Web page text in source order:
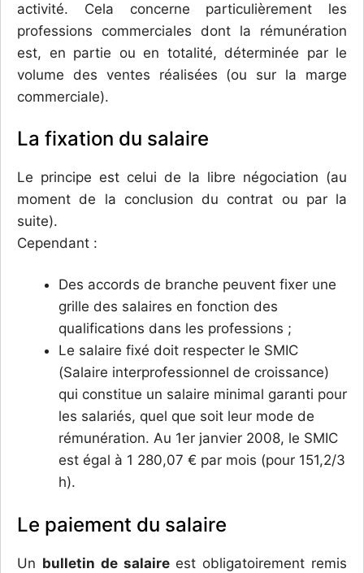
activité. Cela concerne particulièrement les
professions commerciales dont la rémunération
est, en partie ou en totalité, déterminée par le
volume des ventes réalisées (ou sur la marge
commerciale).
La fixation du salaire
Le principe est celui de la libre négociation (au
moment de la conclusion du contrat ou par la
suite).
Cependant :
Des accords de branche peuvent fixer une
grille des salaires en fonction des
qualifications dans les professions ;
Le salaire fixé doit respecter le SMIC
(Salaire interprofessionnel de croissance)
qui constitue un salaire minimal garanti pour
les salariés, quel que soit leur mode de
rémunération. Au 1er janvier 2008, le SMIC
est égal à 1 280,07 € par mois (pour 151,2/3
h).
Le paiement du salaire
Un bulletin de salaireest obligatoirement remis